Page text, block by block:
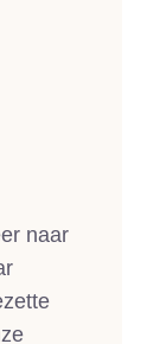
naar